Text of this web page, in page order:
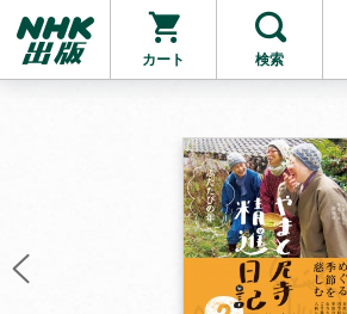
カート 検索
お支払いに進
他にも商品を買う